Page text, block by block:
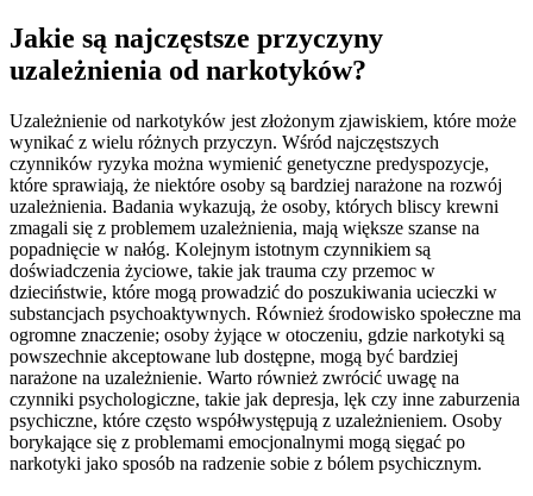
Jakie są najczęstsze przyczyny
uzależnienia od narkotyków?
Uzależnienie od narkotyków jest złożonym zjawiskiem, które może
wynikać z wielu różnych przyczyn. Wśród najczęstszych
czynników ryzyka można wymienić genetyczne predyspozycje,
które sprawiają, że niektóre osoby są bardziej narażone na rozwój
uzależnienia. Badania wykazują, że osoby, których bliscy krewni
zmagali się z problemem uzależnienia, mają większe szanse na
popadnięcie w nałóg. Kolejnym istotnym czynnikiem są
doświadczenia życiowe, takie jak trauma czy przemoc w
dzieciństwie, które mogą prowadzić do poszukiwania ucieczki w
substancjach psychoaktywnych. Również środowisko społeczne ma
ogromne znaczenie; osoby żyjące w otoczeniu, gdzie narkotyki są
powszechnie akceptowane lub dostępne, mogą być bardziej
narażone na uzależnienie. Warto również zwrócić uwagę na
czynniki psychologiczne, takie jak depresja, lęk czy inne zaburzenia
psychiczne, które często współwystępują z uzależnieniem. Osoby
borykające się z problemami emocjonalnymi mogą sięgać po
narkotyki jako sposób na radzenie sobie z bólem psychicznym.